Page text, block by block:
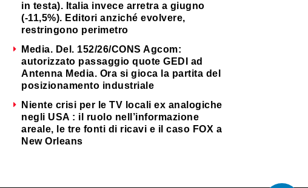
in testa). Italia invece arretra a giugno
(-11,5%). Editori anziché evolvere,
restringono perimetro
Media. Del. 152/26/CONS Agcom:
autorizzato passaggio quote GEDI ad
Antenna Media. Ora si gioca la partita del
posizionamento industriale
Niente crisi per le TV locali ex analogiche
negli USA : il ruolo nell’informazione
areale, le tre fonti di ricavi e il caso FOX a
New Orleans